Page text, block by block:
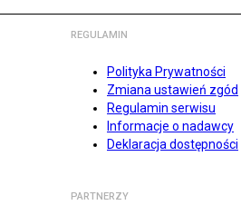
REGULAMIN
Polityka Prywatności
Zmiana ustawień zgód
Regulamin serwisu
Informacje o nadawcy
Deklaracja dostępności
PARTNERZY